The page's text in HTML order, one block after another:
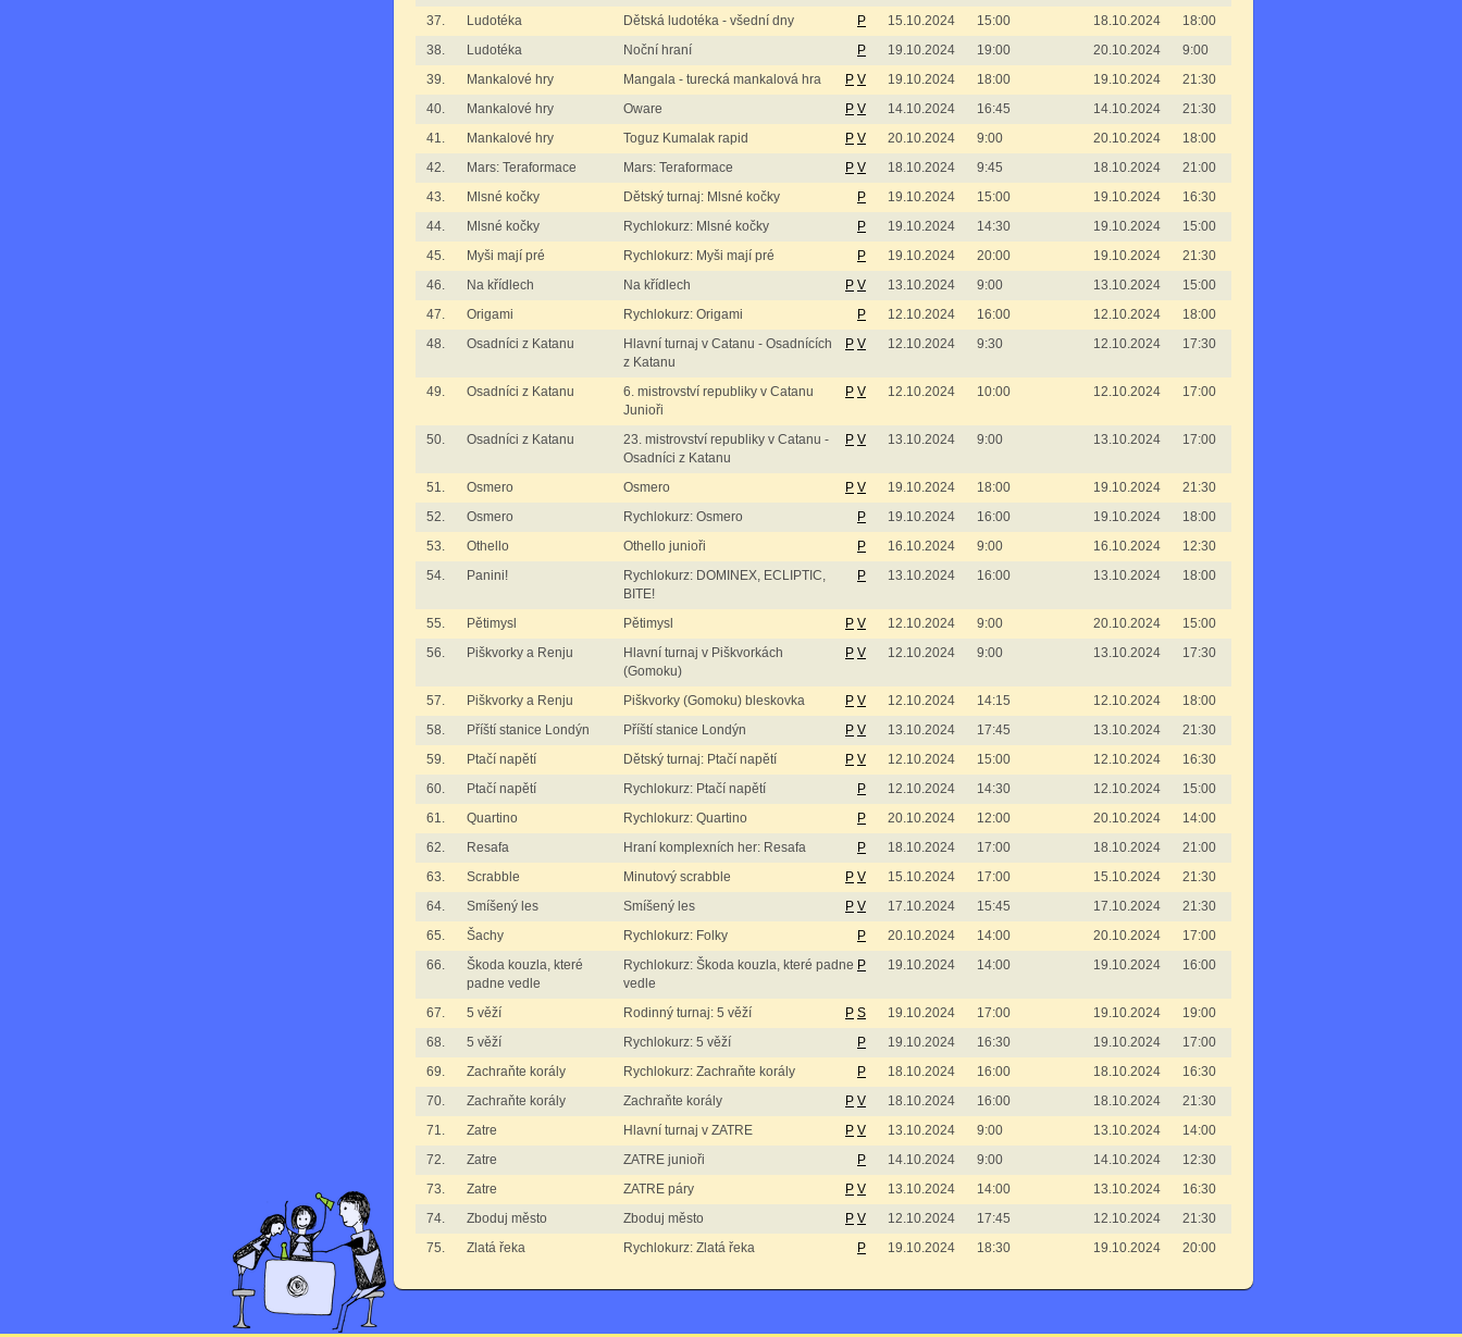
37.
Ludotéka Dětská ludotéka - všední dny P 15.10.2024 15:00 18.10.2024
18:00
38.
Ludotéka Noční hraní P 19.10.2024 19:00 20.10.2024
9:00
39.
Mankalové hry Mangala - turecká mankalová hra P V 19.10.2024 18:00 19.10.2024
21:30
40.
Mankalové hry Oware P V 14.10.2024 16:45 14.10.2024
21:30
41.
Mankalové hry Toguz Kumalak rapid P V 20.10.2024 9:00 20.10.2024
18:00
42.
Mars: Teraformace Mars: Teraformace P V 18.10.2024 9:45 18.10.2024
21:00
43.
Mlsné kočky Dětský turnaj: Mlsné kočky P 19.10.2024 15:00 19.10.2024
16:30
44.
Mlsné kočky Rychlokurz: Mlsné kočky P 19.10.2024 14:30 19.10.2024
15:00
45.
Myši mají pré Rychlokurz: Myši mají pré P 19.10.2024 20:00 19.10.2024
21:30
46.
Na křídlech Na křídlech P V 13.10.2024 9:00 13.10.2024
15:00
47.
Origami Rychlokurz: Origami P 12.10.2024 16:00 12.10.2024
18:00
48.
Osadníci z Katanu
Hlavní turnaj v Catanu - Osadnících
z Katanu
P V 12.10.2024 9:30 12.10.2024 17:30
49. Osadníci z Katanu
6. mistrovství republiky v Catanu
Junioři
P V 12.10.2024 10:00 12.10.2024 17:00
50. Osadníci z Katanu
23. mistrovství republiky v Catanu -
Osadníci z Katanu
P V 13.10.2024 9:00 13.10.2024 17:00
51. Osmero Osmero P V 19.10.2024 18:00 19.10.2024
21:30
52.
Osmero Rychlokurz: Osmero P 19.10.2024 16:00 19.10.2024
18:00
53.
Othello Othello junioři P 16.10.2024 9:00 16.10.2024
12:30
54.
Panini!
Rychlokurz: DOMINEX, ECLIPTIC,
BITE!
P 13.10.2024 16:00 13.10.2024 18:00
55. Pětimysl Pětimysl P V 12.10.2024 9:00 20.10.2024
15:00
56.
Piškvorky a Renju
Hlavní turnaj v Piškvorkách
(Gomoku)
P V 12.10.2024 9:00 13.10.2024 17:30
57. Piškvorky a Renju Piškvorky (Gomoku) bleskovka P V 12.10.2024 14:15 12.10.2024
18:00
58.
Příští stanice Londýn Příští stanice Londýn P V 13.10.2024 17:45 13.10.2024
21:30
59.
Ptačí napětí Dětský turnaj: Ptačí napětí P V 12.10.2024 15:00 12.10.2024
16:30
60.
Ptačí napětí Rychlokurz: Ptačí napětí P 12.10.2024 14:30 12.10.2024
15:00
61.
Quartino Rychlokurz: Quartino P 20.10.2024 12:00 20.10.2024
14:00
62.
Resafa Hraní komplexních her: Resafa P 18.10.2024 17:00 18.10.2024
21:00
63.
Scrabble Minutový scrabble P V 15.10.2024 17:00 15.10.2024
21:30
64.
Smíšený les Smíšený les P V 17.10.2024 15:45 17.10.2024
21:30
65.
Šachy Rychlokurz: Folky P 20.10.2024 14:00 20.10.2024
17:00
66.
Škoda kouzla, které
padne vedle
Rychlokurz: Škoda kouzla, které padne
vedle
P 19.10.2024 14:00 19.10.2024 16:00
67. 5 věží Rodinný turnaj: 5 věží P S 19.10.2024 17:00 19.10.2024
19:00
68.
5 věží Rychlokurz: 5 věží P 19.10.2024 16:30 19.10.2024
17:00
69.
Zachraňte korály Rychlokurz: Zachraňte korály P 18.10.2024 16:00 18.10.2024
16:30
70.
Zachraňte korály Zachraňte korály P V 18.10.2024 16:00 18.10.2024
21:30
71.
Zatre Hlavní turnaj v ZATRE P V 13.10.2024 9:00 13.10.2024
14:00
72.
Zatre ZATRE junioři P 14.10.2024 9:00 14.10.2024
12:30
73.
Zatre ZATRE páry P V 13.10.2024 14:00 13.10.2024
16:30
74.
Zboduj město Zboduj město P V 12.10.2024 17:45 12.10.2024
21:30
75.
Zlatá řeka Rychlokurz: Zlatá řeka P 19.10.2024 18:30 19.10.2024 20:00